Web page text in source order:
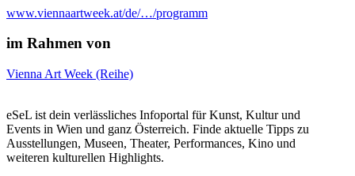
12:00 — 14:30 H /VAW FÜR ALLE, EINTRITT FREI,
VIENNA ART WEEK FÜR ALLE: Barrierefreie Shuttle Tour 1
1010 Wien.
12:00 — 13:30 H /SPECIAL EVENT, FÜHRUNG
Gallery Tour 4
Smolka Contemporary, Lobkowitzplatz 3, 1010 Wien, Österreich
www.viennaartweek.at/de/…/programm
im Rahmen von
Vienna Art Week (Reihe)
eSeL ist dein verlässliches Infoportal für Kunst, Kultur und
Events in Wien und ganz Österreich. Finde aktuelle Tipps zu
Ausstellungen, Museen, Theater, Performances, Kino und
weiteren kulturellen Highlights.